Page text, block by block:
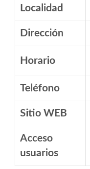
Localidad
Dirección
Horario
Teléfono
Sitio WEB
Acceso
usuarios